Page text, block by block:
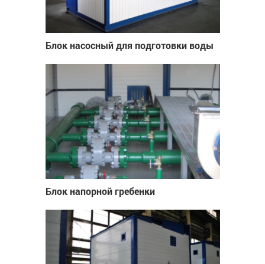
Блок насосный для подготовки воды
Блок напорной гребенки